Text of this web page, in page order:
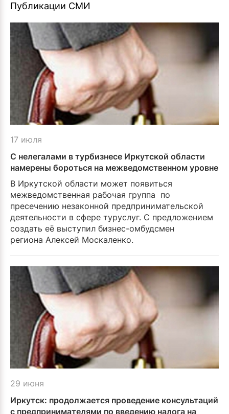
Публикации СМИ
17 июля
С нелегалами в турбизнесе Иркутской области
намерены бороться на межведомственном уровне
В Иркутской области может появиться
межведомственная рабочая группа по
пресечению незаконной предпринимательской
деятельности в сфере туруслуг. С предложением
создать её выступил бизнес-омбудсмен
региона Алексей Москаленко.
29 июня
Иркутск: продолжается проведение консультаций
с предпринимателями по введению налога на